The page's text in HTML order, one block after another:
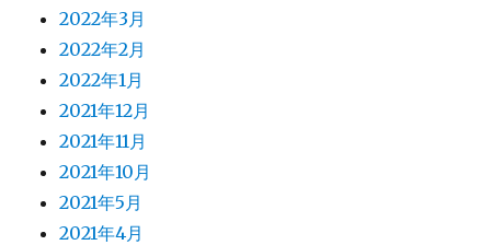
2022年3月
2022年2月
2022年1月
2021年12月
2021年11月
2021年10月
2021年5月
2021年4月